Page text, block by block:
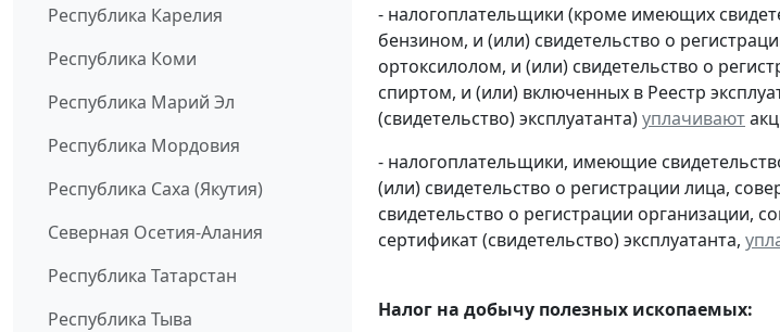
Республика Карелия
Республика Коми
Республика Марий Эл
Республика Мордовия
Республика Саха (Якутия)
Северная Осетия-Алания
Республика Татарстан
Республика Тыва
- налогоплательщики (кроме имеющих
бензином, и (или) свидетельство о
ортоксилолом, и (или) свидетельство о
спиртом, и (или) включенных в Реестр
(свидетельство) эксплуатанта)уплачивают
- налогоплательщики, имеющие
(или) свидетельство о регистрации лица,
свидетельство о регистрации
сертификат (свидетельство) эксплуатанта,
Налог на добычу полезных ископаемых: